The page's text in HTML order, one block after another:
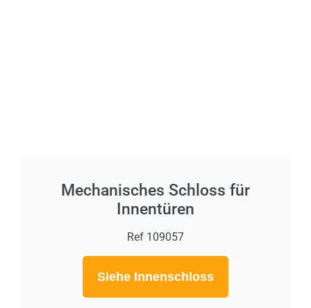
Mechanisches Schloss für
Innentüren
Ref 109057
Siehe Innenschloss